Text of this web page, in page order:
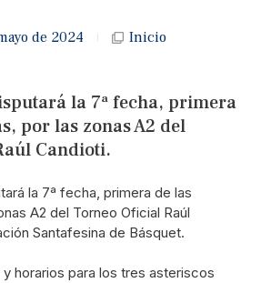
de 2024 Inicio
la 7ª fecha, primera
por las zonas A2 del
Candioti.
la 7ª fecha, primera de las
A2 del Torneo Oficial Raúl
Santafesina de Básquet.
horarios para los tres asteriscos